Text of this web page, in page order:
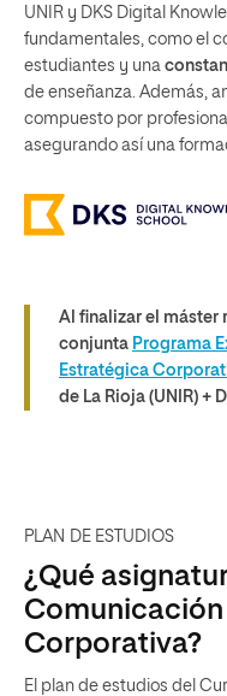
UNIR y DKS Digital
fundamentales, como el
estudiantes y una
de enseñanza. Además,
compuesto por
asegurando así una
Al finalizar el
conjunta Programa
Estratégica
de La Rioja (UNIR) +
PLAN DE ESTUDIOS
¿Qué
Corporativa?
El plan de estudios del